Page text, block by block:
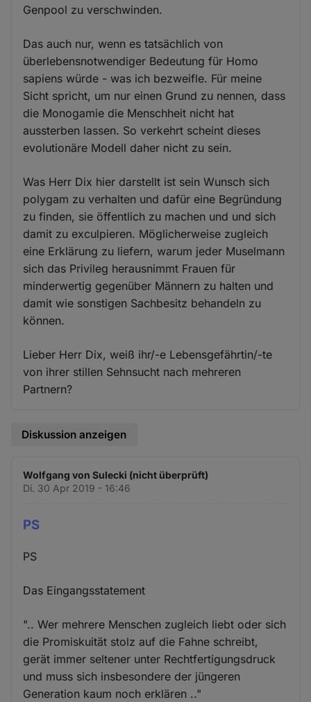
Genpool zu verschwinden.
Das auch nur, wenn es tatsächlich von
überlebensnotwendiger Bedeutung für Homo
sapiens würde - was ich bezweifle. Für meine
Sicht spricht, um nur einen Grund zu nennen, dass
die Monogamie die Menschheit nicht hat
aussterben lassen. So verkehrt scheint dieses
evolutionäre Modell daher nicht zu sein.
Was Herr Dix hier darstellt ist sein Wunsch sich
polygam zu verhalten und dafür eine Begründung
zu finden, sie öffentlich zu machen und und sich
damit zu exculpieren. Möglicherweise zugleich
eine Erklärung zu liefern, warum jeder Muselmann
sich das Privileg herausnimmt Frauen für
minderwertig gegenüber Männern zu halten und
damit wie sonstigen Sachbesitz behandeln zu
können.
Lieber Herr Dix, weiß ihr/-e Lebensgefährtin/-te
von ihrer stillen Sehnsucht nach mehreren
Partnern?
Diskussion anzeigen
Wolfgang von Sulecki (nicht überprüft)
Di. 30 Apr 2019 - 16:46
PS
PS
Das Eingangsstatement
".. Wer mehrere Menschen zugleich liebt oder sich
die Promiskuität stolz auf die Fahne schreibt,
gerät immer seltener unter Rechtfertigungsdruck
und muss sich insbesondere der jüngeren
Generation kaum noch erklären .."